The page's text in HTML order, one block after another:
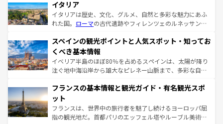
イタリア
イタリアは歴史、文化、グルメ、自然と多彩な魅力にあふ
れた国。 ローマの古代遺跡やフィレンツェのルネッサンス
ろん、トスカーナの美しい田園風景やアマルフィ海岸の絶
景など、自然景観も見逃せない。観光の合間には、本場の
ピザやパスタなど、絶品のイタリア料理を堪能することも
できる。朝目覚めてから夜眠るまで、すべての瞬間を楽し
なお、新着のイタリア情報はコンテンツ一覧を参照してほ
しい。
スペインの観光ポイントと人気スポット・知ってお
くべき基本情報
イベリア半島のほぼ80％を占めるスペインは、太陽が降り
注ぐ地中海沿岸から雄大なピレネー山脈まで、多彩な自然
文化が根付くこの国では、情熱的なフラメンコ、熱気あふ
れる闘牛、そして美味しいタパスが生活の一部となってい
る。首都マドリードの洗練された雰囲気や、バルセロナの
アートに溢れた街角から、地方では古代ローマ遺跡や中世
フランスの基本情報と観光ガイド・有名観光スポ
ット
フランスは、世界中の旅行者を魅了し続けるヨーロッパ屈
指の観光地だ。首都パリのエッフェル塔やルーブル美術館